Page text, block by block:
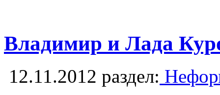
Владимир и Лада
12.11.2012 раздел: